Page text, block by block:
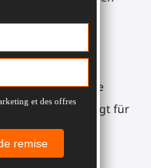
was ein
schützt eine
und sorgt für